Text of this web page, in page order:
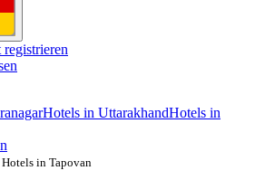
Hotels in UttarakhandHotels in
in Tapovan